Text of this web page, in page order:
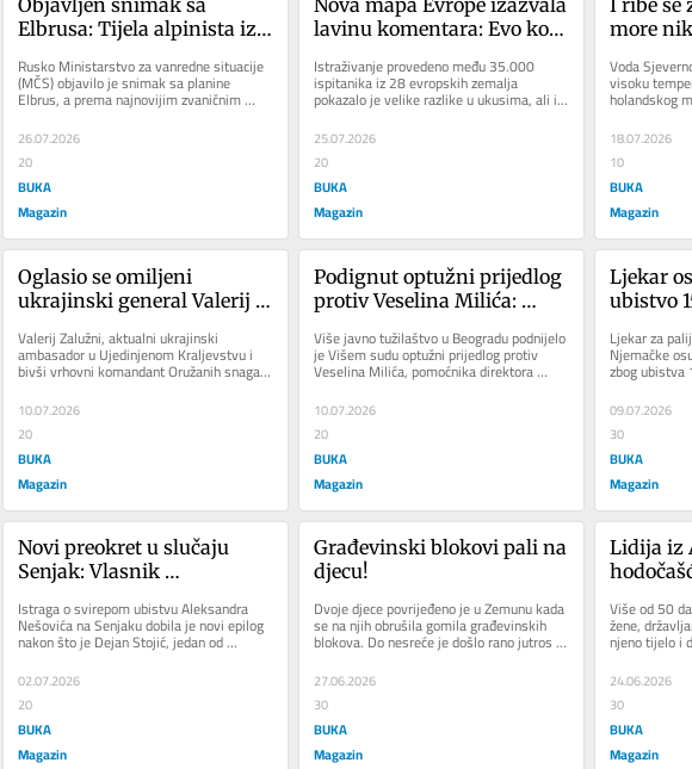
Elbrusa: Tijela alpinista iz
planini, spasioci ne mogu
do njih (VIDEO)
Rusko Ministarstvo za vanredne situacije
(MČS) objavilo je snimak sa planine
Elbrus, a prema najnovijim zvaničnim
informacijama, tijela poginulih...
26.07.2026
20
BUKA
Magazin
lavinu komentara: Evo koju
smatraju najprivlačnijom
Istraživanje provedeno među 35.000
ispitanika iz 28 evropskih zemalja
pokazalo je velike razlike u ukusima, ali i
potpuno jedinstven stav građana...
25.07.2026
20
BUKA
Magazin
more
Voda
visoku
holandskog
obale Južne
18.07.2026
10
BUKA
Magazin
Oglasio se omiljeni
ukrajinski general Valerij
Rusi gube rat, ali to je
opasna pogreška
Valerij Zalužni, aktualni ukrajinski
ambasador u Ujedinjenom Kraljevstvu i
bivši vrhovni komandant Oružanih snaga
10.07.2026
20
BUKA
Magazin
Podignut optužni prijedlog
protiv Veselina Milića:
neprijavljivanje ubistva i
falsifikovanje službene
Više javno tužilaštvo u Beogradu podnijelo
je Višem sudu optužni prijedlog protiv
Veselina Milića, pomoćnika direktora
policije i načelnika...
10.07.2026
20
BUKA
Magazin
Ljekar
ubistvo
Ljekar za
Njemačke
zbog ubistva
tužilaštvo
09.07.2026
30
BUKA
Magazin
Novi preokret u slučaju
Senjak: Vlasnik
priznao učešće u ubistvu
Nešovića
Istraga o svirepom ubistvu Aleksandra
Nešovića na Senjaku dobila je novi epilog
nakon što je Dejan Stojić, jedan od
osumnjičenih, priznao krivicu...
02.07.2026
20
BUKA
Magazin
Građevinski blokovi pali na
djecu!
Dvoje djece povrijeđeno je u Zemunu kada
se na njih obrušila gomila građevinskih
blokova. Do nesreće je došlo rano jutros u
27.06.2026
30
BUKA
Magazin
Lidija iz
već 50
sahrani
Više od 50
žene,
njeno tijelo i
Hercegovini,
24.06.2026
30
BUKA
Magazin